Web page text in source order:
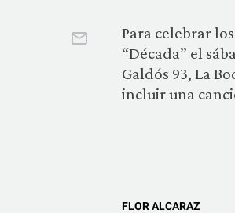
EmailPara celebrar
“Década” el
Galdós 93, La
incluir una
FLOR ALCARAZ